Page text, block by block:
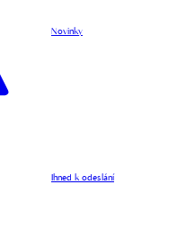
Novinky
Ihned k odeslání